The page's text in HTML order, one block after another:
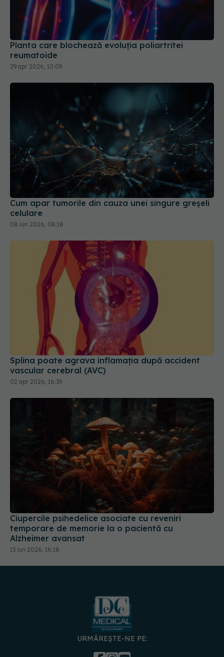
Planta care blochează evoluția poliartritei
reumatoide
29 apr 2026, 10:09
Cum apar tumorile din cauza unei singure greșeli
celulare
08 iun 2026, 08:18
Splina poate agrava inflamația după accident
vascular cerebral (AVC)
02 apr 2026, 16:39
Ciupercile psihedelice asociate cu reveniri
temporare de memorie la o pacientă cu
Alzheimer avansat
13 iun 2026, 16:18
URMĂREȘTE-NE PE: